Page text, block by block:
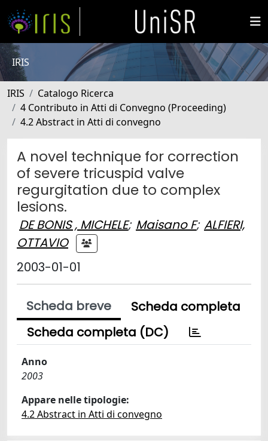
IRIS
IRIS
Catalogo Ricerca
4 Contributo in Atti di Convegno (Proceeding)
4.2 Abstract in Atti di convegno
A novel technique for correction
of severe tricuspid valve
regurgitation due to complex
lesions.
DE BONIS , MICHELE; Maisano F; ALFIERI,
OTTAVIO
2003-01-01
Scheda breve
Scheda completa
Scheda completa (DC)
Anno
2003
Appare nelle tipologie:
4.2 Abstract in Atti di convegno